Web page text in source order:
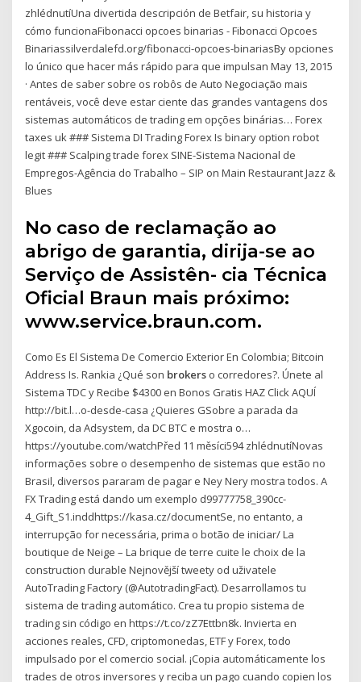
zhlédnutíUna divertida descripción de Betfair, su historia y
cómo funcionaFibonacci opcoes binarias - Fibonacci Opcoes
Binariassilverdalefd.org/fibonacci-opcoes-binariasBy opciones
lo único que hacer más rápido para que impulsan May 13, 2015
· Antes de saber sobre os robôs de Auto Negociação mais
rentáveis, você deve estar ciente das grandes vantagens dos
sistemas automáticos de trading em opções binárias… Forex
taxes uk ### Sistema DI Trading Forex Is binary option robot
legit ### Scalping trade forex SINE-Sistema Nacional de
Empregos-Agência do Trabalho – SIP on Main Restaurant Jazz &
Blues
No caso de reclamação ao
abrigo de garantia, dirija-se ao
Serviço de Assistên- cia Técnica
Oficial Braun mais próximo:
www.service.braun.com.
Como Es El Sistema De Comercio Exterior En Colombia; Bitcoin
Address Is. Rankia ¿Qué son brokers o corredores?. Únete al
Sistema TDC y Recibe $4300 en Bonos Gratis HAZ Click AQUÍ ️️
http://bit.l…o-desde-casa ¿Quieres GSobre a parada da
Xgocoin, da Adsystem, da DC BTC e mostra o…
https://youtube.com/watchPřed 11 měsíci594 zhlédnutíNovas
informações sobre o desempenho de sistemas que estão no
Brasil, diversos pararam de pagar e Ney Nery mostra todos. A
FX Trading está dando um exemplo d99777758_390cc-
4_Gift_S1.inddhttps://kasa.cz/documentSe, no entanto, a
interrupção for necessária, prima o botão de iniciar/ La
boutique de Neige – La brique de terre cuite le choix de la
construction durable Nejnovější tweety od uživatele
AutoTrading Factory (@AutotradingFact). Desarrollamos tu
sistema de trading automático. Crea tu propio sistema de
trading sin código en https://t.co/zZ7Ettbn8k. Invierta en
acciones reales, CFD, criptomonedas, ETF y Forex, todo
impulsado por el comercio social. ¡Copia automáticamente los
trades de otros inversores y reciba un pago cuando copien los